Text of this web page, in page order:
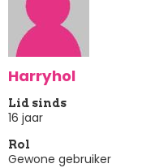
Harryhol
Lid sinds
16 jaar
Rol
Gewone gebruiker